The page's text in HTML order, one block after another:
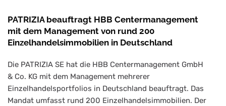
PATRIZIA beauftragt HBB Centermanagement
mit dem Management von rund 200
Einzelhandelsimmobilien in Deutschland
Die PATRIZIA SE hat die HBB Centermanagement GmbH
& Co. KG mit dem Management mehrerer
Einzelhandelsportfolios in Deutschland beauftragt. Das
Mandat umfasst rund 200 Einzelhandelsimmobilien. Der